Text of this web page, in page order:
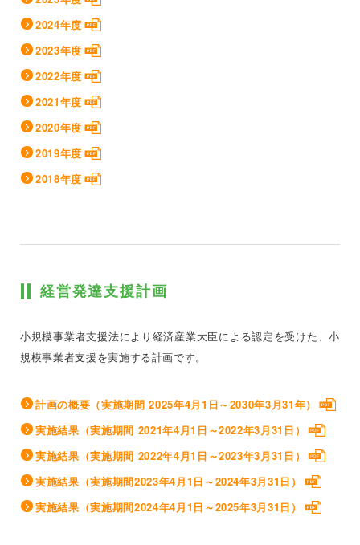
2024年度
2023年度
2022年度
2021年度
2020年度
2019年度
2018年度
経営発達支援計画
小規模事業者支援法により経済産業大臣による認定を受けた、小
規模事業者支援を実施する計画です。
計画の概要（実施期間 2025年4月1日～2030年3月31年）
実施結果（実施期間 2021年4月1日～2022年3月31日）
実施結果（実施期間 2022年4月1日～2023年3月31日）
実施結果（実施期間2023年4月1日～2024年3月31日）
実施結果（実施期間2024年4月1日～2025年3月31日）